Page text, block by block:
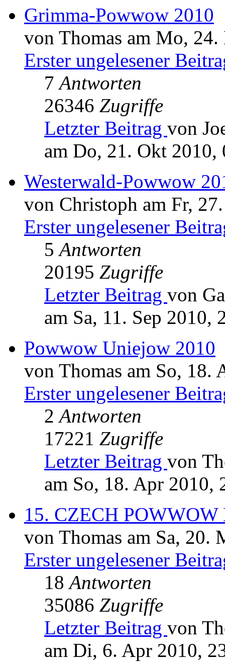
Grimma-Powwow 2010
von Thomas am Mo,
Erster ungelesener
7Antworten
26346 Zugriffe
Letzter Beitrag von
am Do, 21. Okt 2010,
Westerwald-Powwow
von Christoph am Fr,
Erster ungelesener
5Antworten
20195 Zugriffe
Letzter Beitrag von
am Sa, 11. Sep 2010,
Powwow Uniejow 2010
von Thomas am So, 18.
Erster ungelesener
2Antworten
17221 Zugriffe
Letzter Beitrag von
am So, 18. Apr 2010,
15. CZECH POWWOW
von Thomas am Sa, 20.
Erster ungelesener
18Antworten
35086 Zugriffe
Letzter Beitrag von
am Di, 6. Apr 2010,